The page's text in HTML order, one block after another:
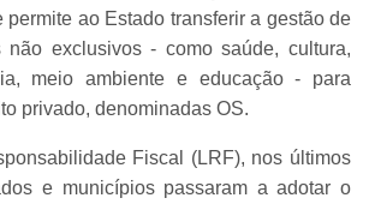
permite ao Estado transferir a gestão de
não exclusivos - como saúde, cultura,
meio ambiente e educação - para
privado, denominadas OS.
Fiscal (LRF), nos últimos
e municípios passaram a adotar o